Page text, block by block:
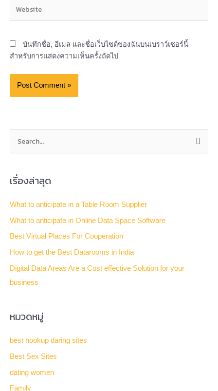
บันทึกชื่อ, อีเมล และชื่อเว็บไซต์ของฉันบนเบราว์เซอร์นี้
สำหรับการแสดงความเห็นครั้งถัดไป
r
c
r
:
เรื่องล่าสุด
What to anticipate in a Table Room Supplier
What to anticipate in Online Data Space Software
Best Virtual Places For Cooperation
How to get the Best Datarooms in India
Digital Data Areas Are a Cost effective Solution for your
business
หมวดหมู่
best hookup daring sites
Best Sex Sites
dating women
Family